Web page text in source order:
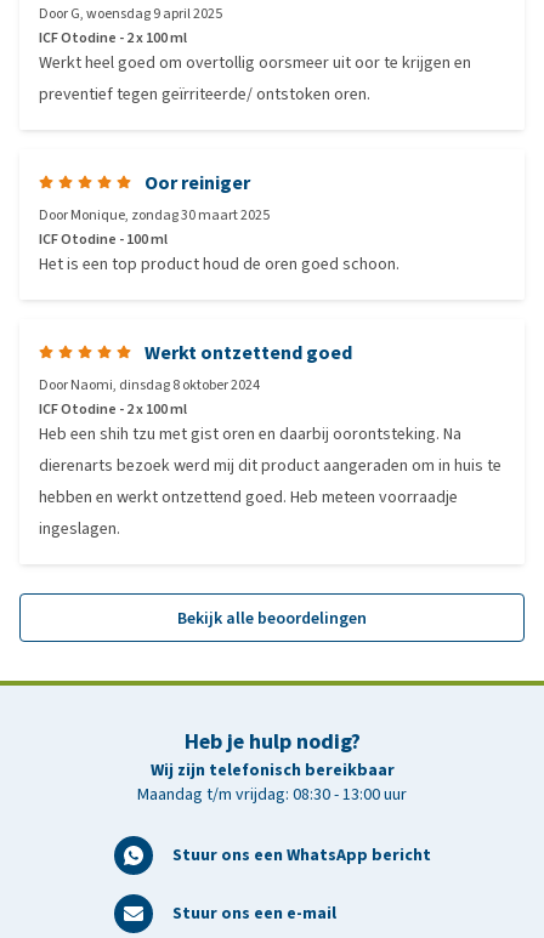
DoorG,woensdag 9 april 2025
ICF Otodine - 2 x 100 ml
Werkt heel goed om overtollig oorsmeer uit oor te krijgen en
preventief tegen geïrriteerde/ ontstoken oren.
Oor reiniger
DoorMonique, zondag 30 maart 2025
ICF Otodine - 100 ml
Het is een top product houd de oren goed schoon.
Werkt ontzettend goed
DoorNaomi, dinsdag 8 oktober 2024
ICF Otodine - 2 x 100 ml
Heb een shih tzu met gist oren en daarbij oorontsteking. Na
dierenarts bezoek werd mij dit product aangeraden om in huis te
hebben en werkt ontzettend goed. Heb meteen voorraadje
ingeslagen.
Bekijk alle beoordelingen
Heb je hulp nodig?
Wij zijn telefonisch bereikbaar
Maandag t/m vrijdag: 08:30 - 13:00 uur
Stuur ons een WhatsApp bericht
Stuur ons een e-mail